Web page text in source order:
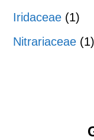
Iridaceae (1)
Nitrariaceae (1)